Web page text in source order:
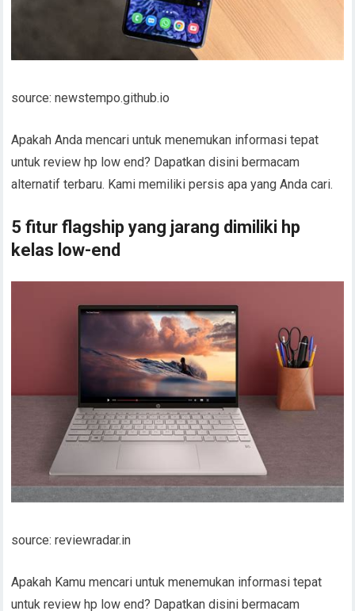
source: newstempo.github.io
Apakah Anda mencari untuk menemukan informasi tepat
untuk review hp low end? Dapatkan disini bermacam
alternatif terbaru. Kami memiliki persis apa yang Anda cari.
5 fitur flagship yang jarang dimiliki hp
kelas low-end
source: reviewradar.in
Apakah Kamu mencari untuk menemukan informasi tepat
untuk review hp low end? Dapatkan disini bermacam